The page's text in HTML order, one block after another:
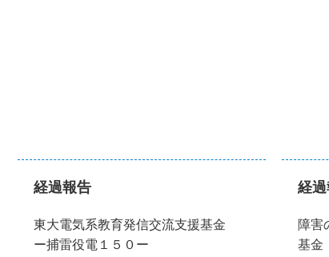
経過報告
東大電気系教育発信交流支援基金
ー捕雷役電１５０ー
経
障害
基金